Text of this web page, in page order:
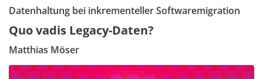
Datenhaltung bei inkrementeller Softwaremigration
Quo vadis Legacy-Daten?
Matthias Möser